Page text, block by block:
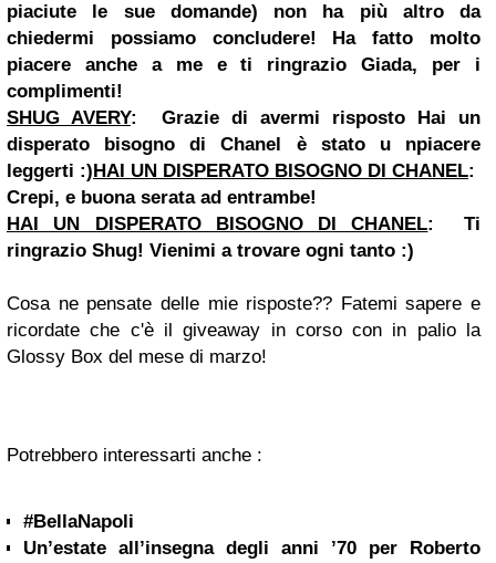
piaciute le sue domande) non ha più altro da
chiedermi possiamo concludere! Ha fatto molto
piacere anche a me e ti ringrazio Giada, per i
complimenti!
SHUG AVERY: Grazie di avermi risposto Hai un
disperato bisogno di Chanel è stato u npiacere
leggerti :)HAI UN DISPERATO BISOGNO DI CHANEL:
Crepi, e buona serata ad entrambe!
HAI UN DISPERATO BISOGNO DI CHANEL:Ti
ringrazio Shug! Vienimi a trovare ogni tanto :)
Cosa ne pensate delle mie risposte?? Fatemi sapere e
ricordate che c'è il giveaway in corso con in palio la
Glossy Box del mese di marzo!
Potrebbero interessarti anche :
#BellaNapoli
Un’estate all’insegna degli anni ’70 per Roberto